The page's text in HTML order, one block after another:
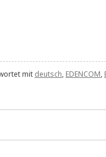
mit deutsch, EDENCOM,